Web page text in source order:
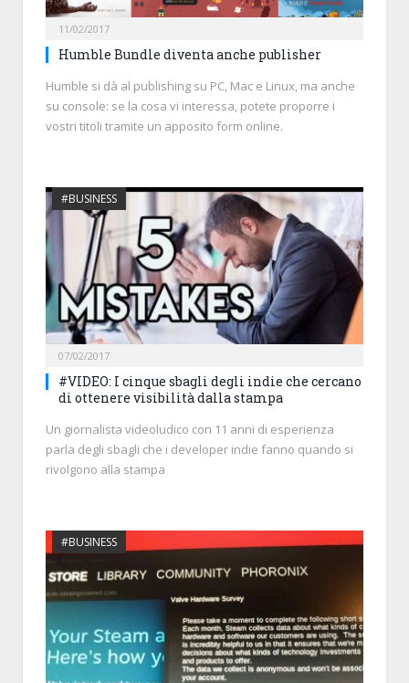
11/02/2017
Humble Bundle diventa anche publisher
Humble si dà al publishing su PC, Mac e Linux, ma anche
su console: se la cosa vi interessa, potete proporre i
vostri titoli tramite un apposito form online.
#BUSINESS
07/02/2017
#VIDEO: I cinque sbagli degli indie che cercano
di ottenere visibilità dalla stampa
Un giornalista videoludico con 11 anni di esperienza
parla degli sbagli che i developer indie fanno quando si
rivolgono alla stampa
#BUSINESS